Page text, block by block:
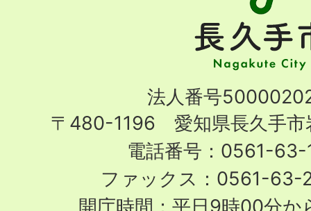
手
市
City
法人番号
〒480-1196 愛知県長久手市
電話番号：0561-63-
ファックス：0561-63-
開庁時間：平日9時00分か